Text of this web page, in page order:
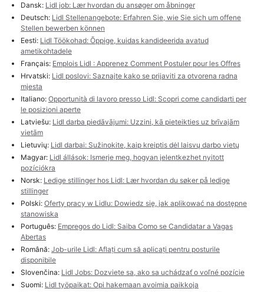
Dansk: Lidl job: Lær hvordan du ansøger om åbninger
Deutsch: Lidl Stellenangebote: Erfahren Sie, wie Sie sich um offene
Stellen bewerben können
Eesti: Lidl Töökohad: Õppige, kuidas kandideerida avatud
ametikohtadele
Français: Emplois Lidl : Apprenez Comment Postuler pour les Offres
Hrvatski: Lidl poslovi: Saznajte kako se prijaviti za otvorena radna
mjesta
Italiano: Opportunità di lavoro presso Lidl: Scopri come candidarti per
le posizioni aperte
Latviešu: Lidl darba piedāvājumi: Uzzini, kā pieteikties uz brīvajām
vietām
Lietuvių: Lidl darbai: Sužinokite, kaip kreiptis dėl laisvų darbo vietų
Magyar: Lidl állások: Ismerje meg, hogyan jelentkezhet nyitott
pozíciókra
Norsk: Ledige stillinger hos Lidl: Lær hvordan du søker på ledige
stillinger
Polski: Oferty pracy w Lidlu: Dowiedz się, jak aplikować na dostępne
stanowiska
Português: Empregos do Lidl: Saiba Como se Candidatar a Vagas
Abertas
Română: Job-urile Lidl: Aflați cum să aplicați pentru posturile
disponibile
Slovenčina: Lidl Jobs: Dozviete sa, ako sa uchádzať o voľné pozície
Suomi: Lidl työpaikat: Opi hakemaan avoimia paikkoja